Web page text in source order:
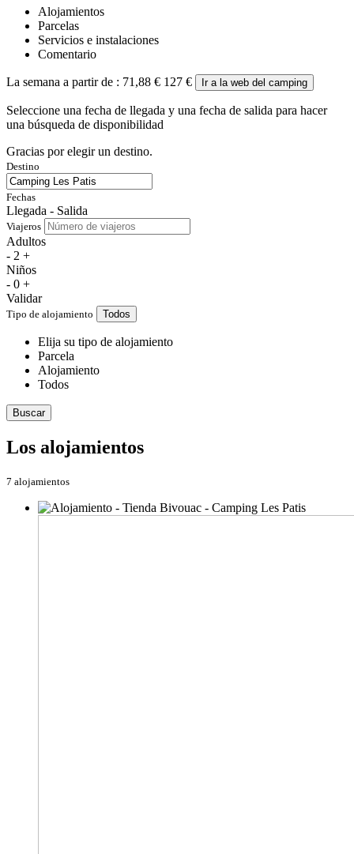
Alojamientos
Parcelas
Servicios e instalaciones
Comentario
La semana a partir de : 71,88 € 127 € Ir a la web del camping
Seleccione una fecha de llegada y una fecha de salida para hacer
una búsqueda de disponibilidad
Gracias por elegir un destino.
Destino
Fechas
Llegada - Salida
Viajeros
Adultos
- 2 +
Niños
- 0 +
Validar
Tipo de alojamiento Todos
Elija su tipo de alojamiento
Parcela
Alojamiento
Todos
Buscar
Los alojamientos
7 alojamientos